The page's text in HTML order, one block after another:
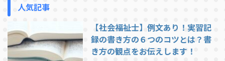
から実習に行く方がイメージをつ
会福祉協議会での実習は、基本的
には職員と同じ時間帯で行われま
す。ここでは一例として、典型的
...
人気記事
【社会福祉士】例文あり！実習記
録の書き方の６つのコツとは？書
き方の観点をお伝えします！